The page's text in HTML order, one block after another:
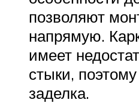
позволяют
напрямую.
имеет
стыки,
заделка.